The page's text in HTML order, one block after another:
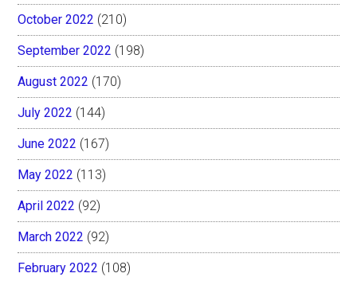
October 2022 (210)
September 2022 (198)
August 2022 (170)
July 2022 (144)
June 2022 (167)
May 2022 (113)
April 2022 (92)
March 2022 (92)
February 2022 (108)